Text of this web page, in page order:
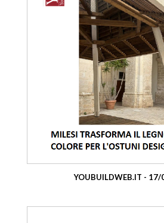
YOUBUILDWEB.IT -